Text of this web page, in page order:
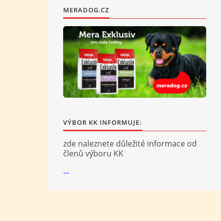
MERADOG.CZ
VÝBOR KK INFORMUJE:
zde naleznete důležité informace od
členů výboru KK
...